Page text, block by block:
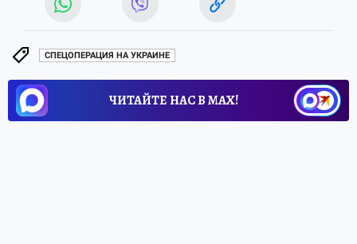
СПЕЦОПЕРАЦИЯ НА УКРАИНЕ
ЧИТАЙТЕ НАС В МАХ!